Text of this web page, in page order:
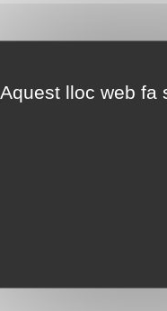
Aquest lloc web fa